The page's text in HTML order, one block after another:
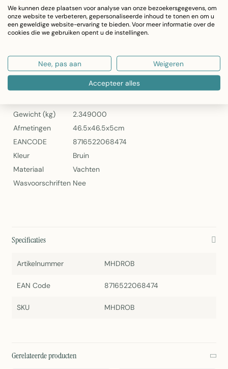
Inhoud: Set van 3 dienbladen
Totaalgewicht: 2,3 kg
Ideaal voor serveren, decoratie en opslag
Mars & More Dienbladen Koehuid Rond Bruin/Wit – Set van 3
Specificaties
Gewicht (kg)
2.349000
Afmetingen
46.5x46.5x5cm
EANCODE
8716522068474
Kleur
Bruin
Materiaal
Vachten
Wasvoorschriften Nee
Specificaties
Artikelnummer MHDROB
EAN Code 8716522068474
SKU MHDROB
Gerelateerde producten
We kunnen deze plaatsen voor analyse van onze bezoekersgegevens, om
onze website te verbeteren, gepersonaliseerde inhoud te tonen en om u
een geweldige website-ervaring te bieden. Voor meer informatie over de
cookies die we gebruiken opent u de instellingen.
Nee, pas aan Weigeren
Accepteer alles